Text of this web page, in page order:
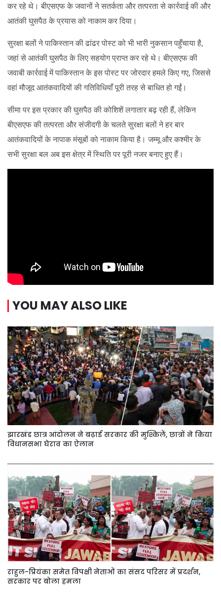
कर रहे थे। बीएसएफ के जवानों ने सतर्कता और तत्परता से कार्रवाई की और
आतंकी घुसपैठ के प्रयास को नाकाम कर दिया।
सुरक्षा बलों ने पाकिस्तान की ढांढर पोस्ट को भी भारी नुकसान पहुँचाया है,
जहां से आतंकी घुसपैठ के लिए सहयोग प्राप्त कर रहे थे। बीएसएफ की
जवाबी कार्रवाई में पाकिस्तान के इस पोस्ट पर जोरदार हमले किए गए, जिससे
वहां मौजूद आतंकवादियों की गतिविधियाँ पूरी तरह से बाधित हो गईं।
सीमा पर इस प्रकार की घुसपैठ की कोशिशें लगातार बढ़ रही हैं, लेकिन
बीएसएफ की तत्परता और संजीदगी के चलते सुरक्षा बलों ने हर बार
आतंकवादियों के नापाक मंसूबों को नाकाम किया है। जम्मू और कश्मीर के
सभी सुरक्षा बल अब इस क्षेत्र में स्थिति पर पूरी नजर बनाए हुए हैं।
YOU MAY ALSO LIKE
झारखंड छात्र आंदोलन ने बढ़ाई सरकार की मुश्किलें, छात्रों ने किया
विधानसभा घेराव का ऐलान
राहुल-प्रियंका समेत विपक्षी नेताओं का संसद परिसर में प्रदर्शन,
सरकार पर बोला हमला